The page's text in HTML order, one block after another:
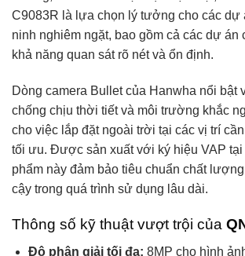
C9083R là lựa chọn lý tưởng cho các dự
ninh nghiêm ngặt, bao gồm cả các dự án
khả năng quan sát rõ nét và ổn định.
Dòng camera Bullet của Hanwha nổi bật
chống chịu thời tiết và môi trường khắc
cho việc lắp đặt ngoài trời tại các vị trí
tối ưu. Được sản xuất với ký hiệu VAP tại
phẩm này đảm bảo tiêu chuẩn chất
cậy trong quá trình sử dụng lâu dài.
Thông số kỹ thuật vượt trội của
Độ phân giải tối đa: 8MP cho hình